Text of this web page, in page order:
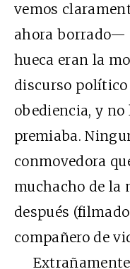
vemos
ahora borrado—
hueca eran la
discurso
obediencia, y no
premiaba.
conmovedora
muchacho de la
después
compañero de